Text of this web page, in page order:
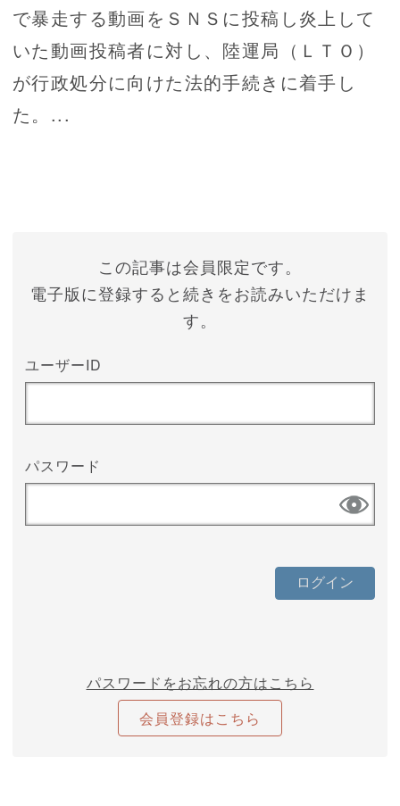
で暴走する動画をＳＮＳに投稿し炎上して
いた動画投稿者に対し、陸運局（ＬＴＯ）
が行政処分に向けた法的手続きに着手し
た。...
この記事は会員限定です。
電子版に登録すると続きをお読みいただけま
す。
ユーザーID
パスワード
パスワードをお忘れの方はこちら
会員登録はこちら